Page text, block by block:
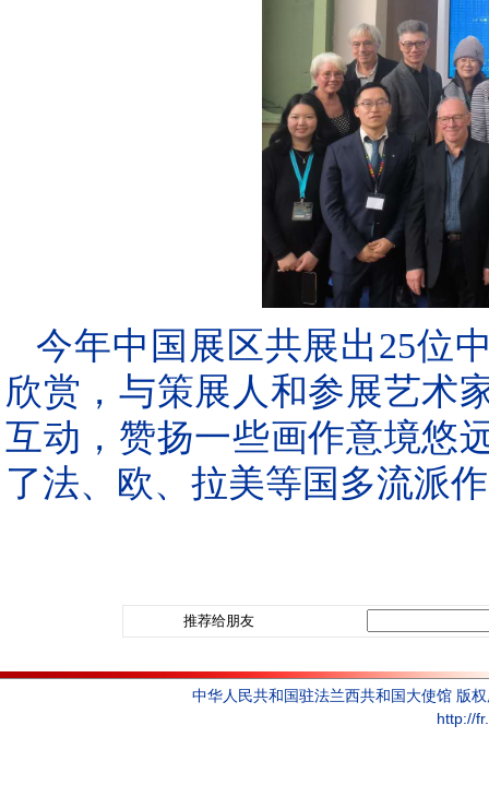
今年中国展区共展出25位
欣赏，与策展人和参展艺术
互动，赞扬一些画作意境悠
了法、欧、拉美等国多流派
推荐给朋友
中华人民共和国驻法兰西共和国大使馆 版
http://